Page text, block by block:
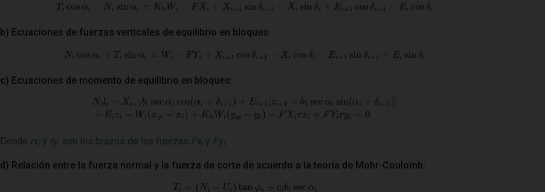
b) Ecuaciones de fuerzas verticales de equilibrio en bloques:
c) Ecuaciones de momento de equilibrio en bloques:
Donde rxi y ryi son los brazos de las fuerzas Fxi y Fyi
d) Relación entre la fuerza normal y la fuerza de corte de acuerdo a la teoría de Mohr-Coulomb: